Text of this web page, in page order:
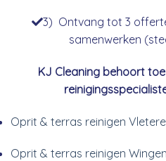
3) Ontvang tot 3
samenwerken
KJ Cleaning behoort
Oprit & terras reinigen
Oprit & terras reinigen